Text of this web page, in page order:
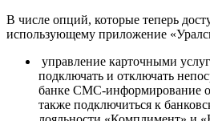
В числе опций, которые теперь
использующему приложение
управление карточными
подключать и отключать
банке СМС-информирование
также подключиться к